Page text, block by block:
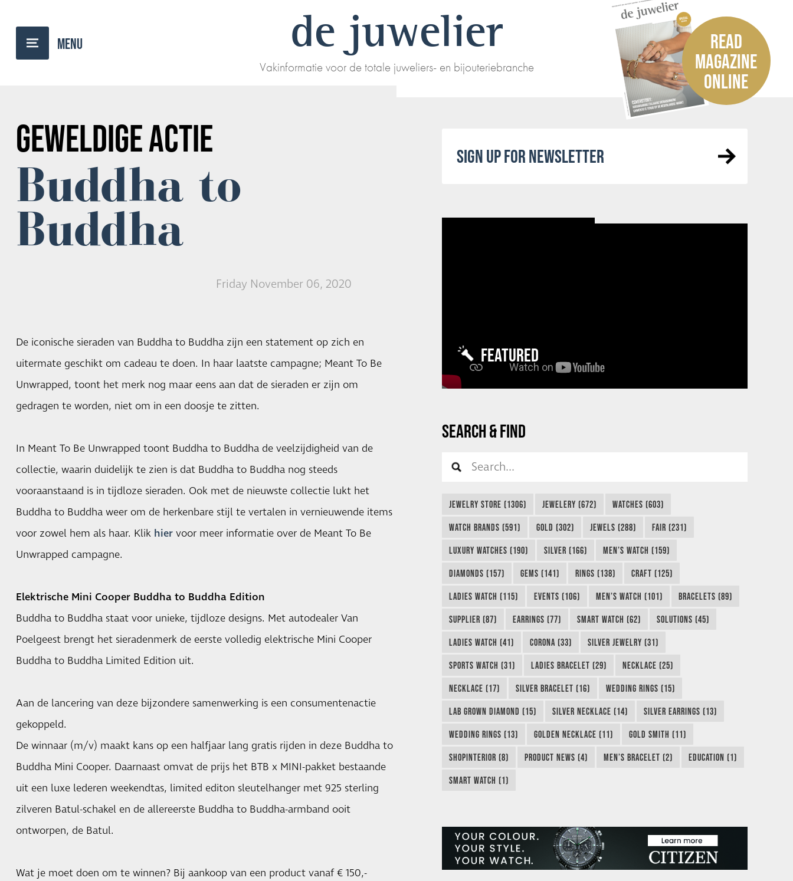
de juwelier
Vakinformatie voor de totale juweliers- en bijouteriebranche
READ
MAGAZINE
ONLINE
GEWELDIGE ACTIE
Buddha to
Buddha
Friday November 06, 2020
De iconische sieraden van Buddha to Buddha zijn een statement op zich en
uitermate geschikt om cadeau te doen. In haar laatste campagne; Meant To Be
Unwrapped, toont het merk nog maar eens aan dat de sieraden er zijn om
gedragen te worden, niet om in een doosje te zitten.
In Meant To Be Unwrapped toont Buddha to Buddha de veelzijdigheid van de
collectie, waarin duidelijk te zien is dat Buddha to Buddha nog steeds
vooraanstaand is in tijdloze sieraden. Ook met de nieuwste collectie lukt het
Buddha to Buddha weer om de herkenbare stijl te vertalen in vernieuwende items
voor zowel hem als haar. Klik hiervoor meer informatie over de Meant To Be
Unwrapped campagne.
Elektrische Mini Cooper Buddha to Buddha Edition
Buddha to Buddha staat voor unieke, tijdloze designs. Met autodealer Van
Poelgeest brengt het sieradenmerk de eerste volledig elektrische Mini Cooper
Buddha to Buddha Limited Edition uit.
Aan de lancering van deze bijzondere samenwerking is een consumentenactie
gekoppeld.
De winnaar (m/v) maakt kans op een halfjaar lang gratis rijden in deze Buddha to
Buddha Mini Cooper. Daarnaast omvat de prijs het BTB x MINI-pakket bestaande
uit een luxe lederen weekendtas, limited editon sleutelhanger met 925 sterling
zilveren Batul-schakel en de allereerste Buddha to Buddha-armband ooit
ontworpen, de Batul.
Wat je moet doen om te winnen? Bij aankoop van een product vanaf € 150,-
SIGN UP FOR NEWSLETTER
FEATURED
SEARCH & FIND
JEWELRY STORE (1306) JEWELERY (672) WATCHES (603)
WATCH BRANDS (591) GOLD (302) JEWELS (288) FAIR (231)
LUXURY WATCHES (190) SILVER (166) MEN’S WATCH (159)
DIAMONDS (157) GEMS (141) RINGS (138) CRAFT (125)
LADIES WATCH (115) EVENTS (106) MEN’S WATCH (101) BRACELETS (89)
SUPPLIER (87) EARRINGS (77) SMART WATCH (62) SOLUTIONS (45)
LADIES WATCH (41) CORONA (33) SILVER JEWELRY (31)
SPORTS WATCH (31) LADIES BRACELET (29) NECKLACE (25)
NECKLACE (17) SILVER BRACELET (16) WEDDING RINGS (15)
LAB GROWN DIAMOND (15) SILVER NECKLACE (14) SILVER EARRINGS (13)
WEDDING RINGS (13) GOLDEN NECKLACE (11) GOLD SMITH (11)
SHOPINTERIOR (8) PRODUCT NEWS (4) MEN’S BRACELET (2) EDUCATION (1)
SMART WATCH (1)